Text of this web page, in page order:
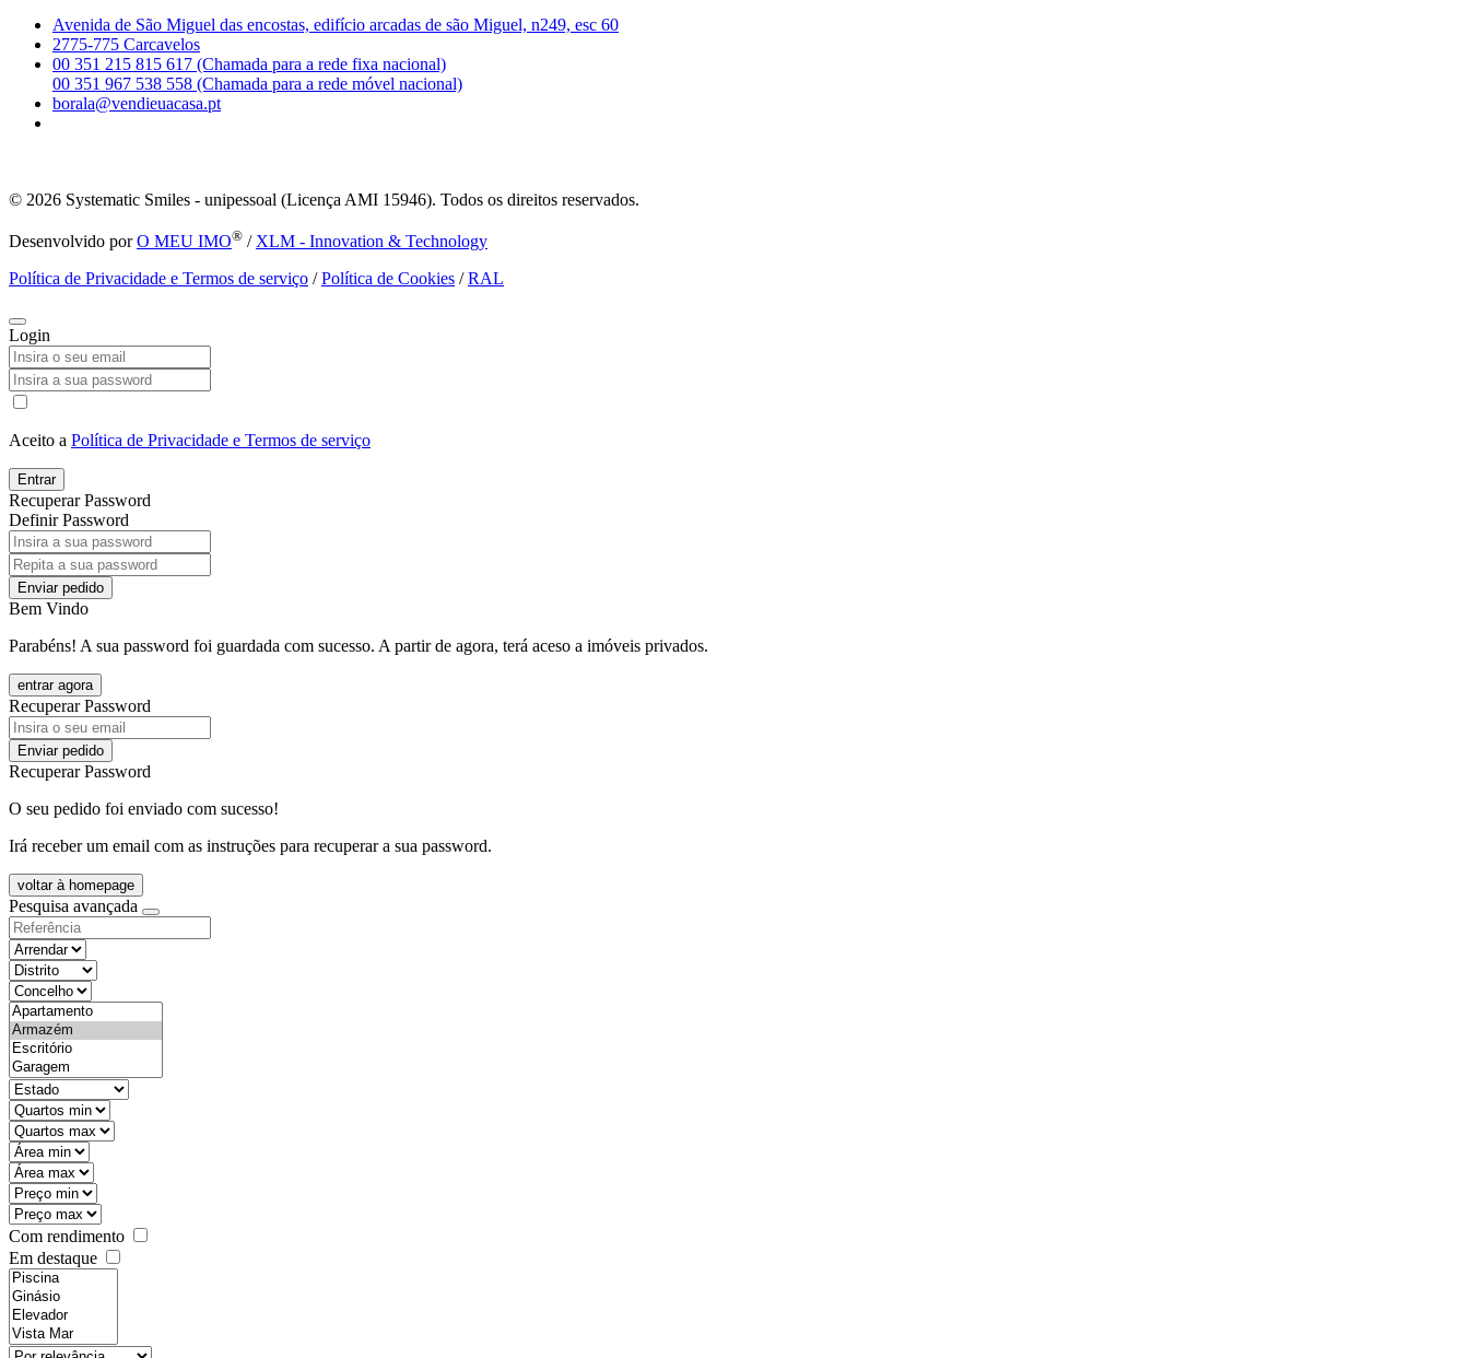
Avenida de São Miguel das encostas, edifício arcadas de são Miguel, n249, esc 60
2775-775 Carcavelos
00 351 215 815 617 (Chamada para a rede fixa nacional)
00 351 967 538 558 (Chamada para a rede móvel nacional)
borala@vendieuacasa.pt
© 2026 Systematic Smiles - unipessoal (Licença AMI 15946). Todos os direitos reservados.
Desenvolvido porO MEU IMO® / XLM - Innovation & Technology
Política de Privacidade e Termos de serviço /Política de Cookies /RAL
Login
Aceito a Política de Privacidade e Termos de serviço
Entrar
Recuperar Password
Definir Password
Enviar pedido
Bem Vindo
Parabéns! A sua password foi guardada com sucesso. A partir de agora, terá aceso a imóveis privados.
entrar agora
Recuperar Password
Enviar pedido
Recuperar Password
O seu pedido foi enviado com sucesso!
Irá receber um email com as instruções para recuperar a sua password.
voltar à homepage
Pesquisa avançada
objective
districtId
countyId
types
state
mintypo
maxtypo
minarea
maxarea
minprice
maxprice
Com rendimento
Em destaque
features